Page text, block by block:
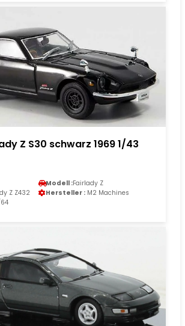
Z S30 schwarz 1969 1/43
Modell :Fairlady Z
Z Z432 Hersteller : M2 Machines